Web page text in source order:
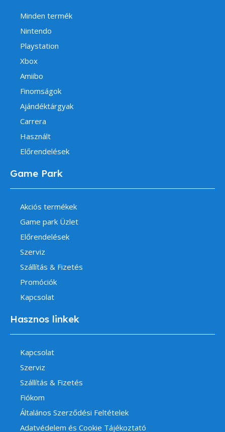
Minden termék
Nintendo
Playstation
Xbox
Amiibo
Finomságok
Ajándéktárgyak
Carrera
Használt
Előrendelések
Game Park
Akciós termékek
Game park Üzlet
Előrendelések
Szerviz
Szállítás & Fizetés
Promóciók
Kapcsolat
Hasznos linkek
Kapcsolat
Szerviz
Szállítás & Fizetés
Fiókom
Általános Szerződési Feltételek
Adatvédelem és Cookie Tájékoztató